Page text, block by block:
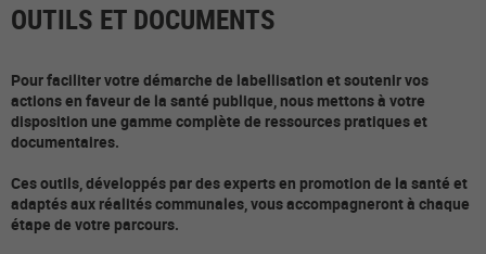
OUTILS ET DOCUMENTS
Pour faciliter votre démarche de labellisation et soutenir vos
actions en faveur de la santé publique, nous mettons à votre
disposition une gamme complète de ressources pratiques et
documentaires.
Ces outils, développés par des experts en promotion de la santé et
adaptés aux réalités communales, vous accompagneront à chaque
étape de votre parcours.